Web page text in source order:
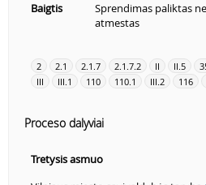
Baigtis
Sprendimas paliktas
atmestas
2 2.1 2.1.7 2.1.7.2 II II.5
III
III.1 110 110.1 III.2 116
Proceso dalyviai
Tretysis asmuo